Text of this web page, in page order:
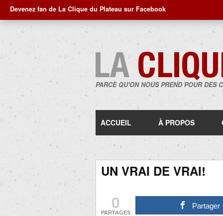
Devenez fan de La Clique du Plateau sur Facebook
PARCE QU'ON NOUS PREND POUR DES
ACCUEIL À PROPOS
UN VRAI DE VRAI!
0
PARTAGES
Partager